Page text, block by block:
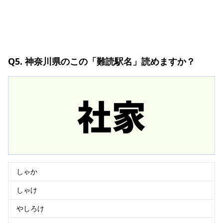
Q5. 神奈川県のこの「難読駅名」読めますか？
しゃか
しゃけ
やしろけ